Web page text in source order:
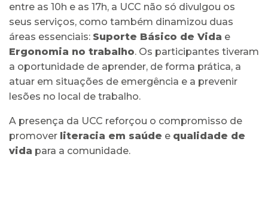
entre as 10h e as 17h, a UCC não só divulgou os
seus serviços, como também dinamizou duas
áreas essenciais: Suporte Básico de Vida e
Ergonomia no trabalho. Os participantes tiveram
a oportunidade de aprender, de forma prática, a
atuar em situações de emergência e a prevenir
lesões no local de trabalho.
A presença da UCC reforçou o compromisso de
promover literacia em saúde e qualidade de
vida para a comunidade.